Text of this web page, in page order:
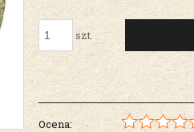
szt.
Ocena: